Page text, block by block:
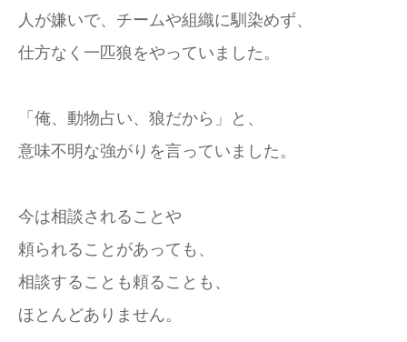
人が嫌いで、チームや組織に馴染めず、
仕方なく一匹狼をやっていました。
「俺、動物占い、狼だから」と、
意味不明な強がりを言っていました。
今は相談されることや
頼られることがあっても、
相談することも頼ることも、
ほとんどありません。